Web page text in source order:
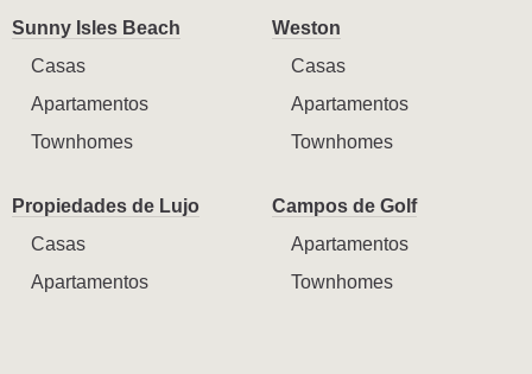
Sunny Isles Beach
Casas
Apartamentos
Townhomes
Weston
Casas
Apartamentos
Townhomes
Propiedades de Lujo
Casas
Apartamentos
Campos de Golf
Apartamentos
Townhomes